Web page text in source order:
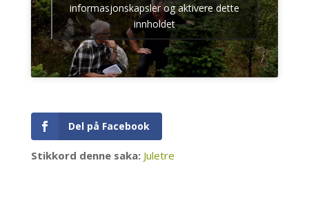
informasjonskapsler og aktivere dette
innholdet
Del på Facebook
Stikkord denne saka: Juletre